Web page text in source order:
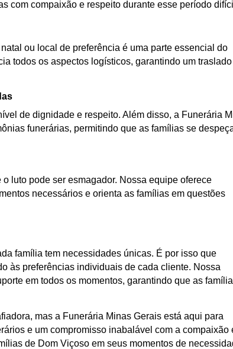
com compaixão e respeito durante esse período
ou local de preferência é uma parte essencial do
todos os aspectos logísticos, garantindo um traslado
de dignidade e respeito. Além disso, a Funerária
funerárias, permitindo que as famílias se
luto pode ser esmagador. Nossa equipe oferece
necessários e orienta as famílias em questões
família tem necessidades únicas. É por isso que
às preferências individuais de cada cliente. Nossa
em todos os momentos, garantindo que as
mas a Funerária Minas Gerais está aqui para
e um compromisso inabalável com a compaixão
de Dom Viçoso em seus momentos de